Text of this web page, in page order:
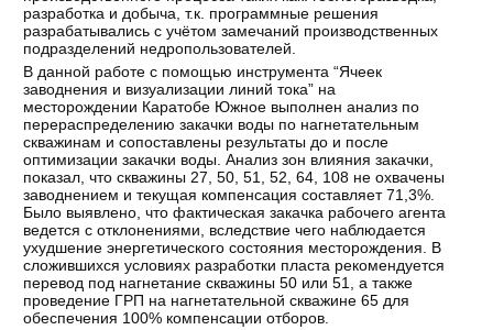
разработка и добыча, т.к. программные решения
разрабатывались с учётом замечаний производственных
подразделений недропользователей.
В данной работе с помощью инструмента “Ячеек
заводнения и визуализации линий тока” на
месторождении Каратобе Южное выполнен анализ по
перераспределению закачки воды по нагнетательным
скважинам и сопоставлены результаты до и после
оптимизации закачки воды. Анализ зон влияния закачки,
показал, что скважины 27, 50, 51, 52, 64, 108 не охвачены
заводнением и текущая компенсация составляет 71,3%.
Было выявлено, что фактическая закачка рабочего агента
ведется с отклонениями, вследствие чего наблюдается
ухудшение энергетического состояния месторождения. В
сложившихся условиях разработки пласта рекомендуется
перевод под нагнетание скважины 50 или 51, а также
проведение ГРП на нагнетательной скважине 65 для
обеспечения 100% компенсации отборов.